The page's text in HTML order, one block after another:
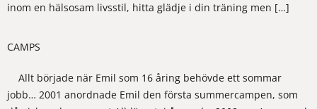
inom en hälsosam livsstil, hitta glädje i din träning men […]
CAMPS
Allt började när Emil som 16 åring behövde ett sommar
jobb… 2001 anordnade Emil den första summercampen, som